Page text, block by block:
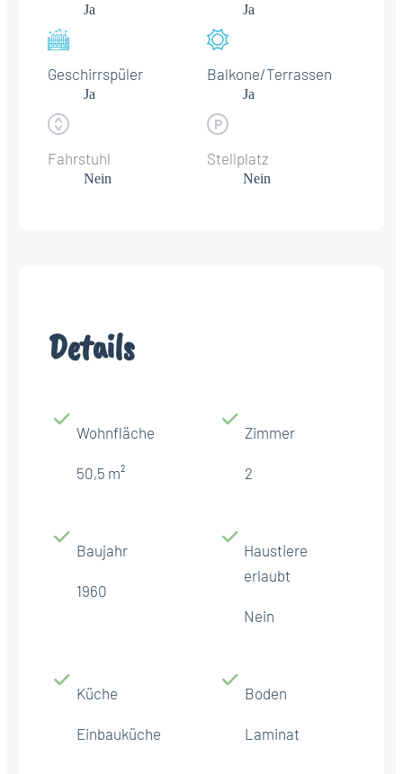
Ja Ja
Geschirrspüler
Ja
Balkone/Terrassen
Ja
Fahrstuhl
Nein
Stellplatz
Nein
Details
Wohnfläche
50,5 m²
Zimmer
2
Baujahr
1960
Haustiere
erlaubt
Nein
Küche
Einbauküche
Boden
Laminat